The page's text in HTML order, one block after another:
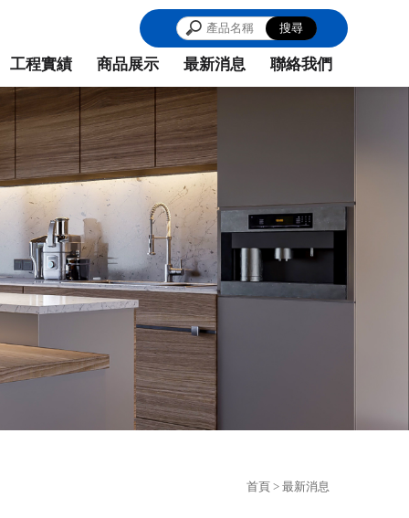
具推薦,台中廚具維修
工程實績 商品展示
PRODUCT
最新消息
NEWS
聯絡我們
首頁> 最新消息